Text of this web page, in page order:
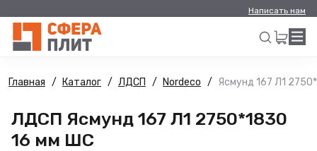
Написать нам
Искать
Главная Каталог ЛДСП Nordeco Ясмунд 167 Л1
ЛДСП Ясмунд 167 Л1 2750*1830
16 мм ШС